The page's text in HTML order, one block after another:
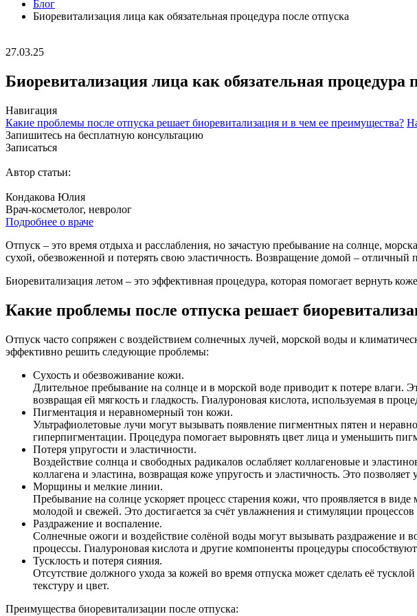
Блог
Биоревитализация лица как обязательная процедура после отпуска
27.03.25
Биоревитализация лица как обязательная процедура
Навигация
Какие проблемы после отпуска решает биоревитализация и в чем ее преимущества?
Запишитесь на бесплатную консультацию
Записаться
Автор статьи:
Кондакова Юлия
Врач-косметолог, невролог
Подробнее о враче
Отпуск – это время отдыха и расслабления, но зачастую пребывание на солнце,
сухой, обезвоженной и потерять свою эластичность. Возвращение домой – отличный
Биоревитализация летом – это эффективная процедура, которая помогает вернуть
Какие проблемы после отпуска решает
Отпуск часто сопряжен с воздействием солнечных лучей, морской воды и
эффективно решить следующие проблемы:
Сухость и обезвоживание кожи.
Длительное пребывание на солнце и в морской воде приводит к потере
возвращая ей мягкость и гладкость. Гиалуроновая кислота, используемая в
Пигментация и неравномерный тон кожи.
Ультрафиолетовые лучи могут вызывать появление пигментных пятен и
гиперпигментации. Процедура помогает выровнять цвет лица и уменьшить
Потеря упругости и эластичности.
Воздействие солнца и свободных радикалов ослабляет коллагеновые и
коллагена и эластина, возвращая коже упругость и эластичность. Это
Морщины и мелкие линии.
Пребывание на солнце ускоряет процесс старения кожи, что проявляется в
молодой и свежей. Это достигается за счёт увлажнения и стимуляции
Раздражение и воспаление.
Солнечные ожоги и воздействие солёной воды могут вызывать раздражение и
процессы. Гиалуроновая кислота и другие компоненты процедуры
Тусклость и потеря сияния.
Отсутствие должного ухода за кожей во время отпуска может сделать её
текстуру и цвет.
Преимущества биоревитализации после отпуска: